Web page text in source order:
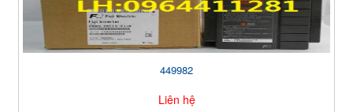
449982
Liên hệ